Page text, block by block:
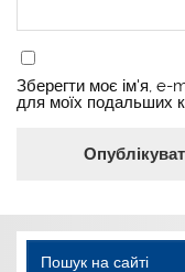
Зберегти моє ім'я, e-
для моїх подальших
Пошук на сайті